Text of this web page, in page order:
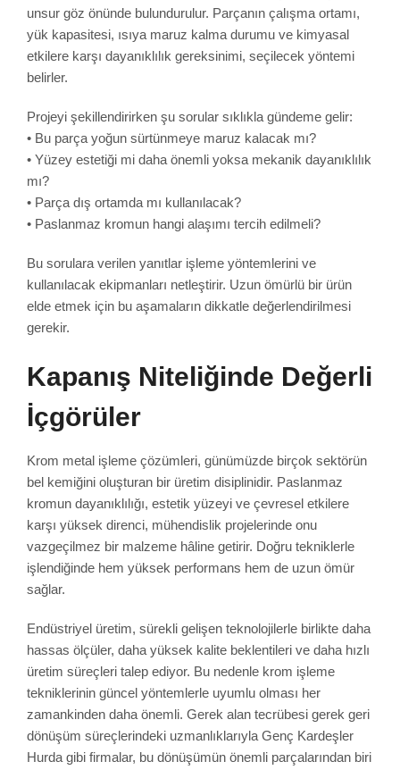
unsur göz önünde bulundurulur. Parçanın çalışma ortamı,
yük kapasitesi, ısıya maruz kalma durumu ve kimyasal
etkilere karşı dayanıklılık gereksinimi, seçilecek yöntemi
belirler.
Projeyi şekillendirirken şu sorular sıklıkla gündeme gelir:
• Bu parça yoğun sürtünmeye maruz kalacak mı?
• Yüzey estetiği mi daha önemli yoksa mekanik dayanıklılık
mı?
• Parça dış ortamda mı kullanılacak?
• Paslanmaz kromun hangi alaşımı tercih edilmeli?
Bu sorulara verilen yanıtlar işleme yöntemlerini ve
kullanılacak ekipmanları netleştirir. Uzun ömürlü bir ürün
elde etmek için bu aşamaların dikkatle değerlendirilmesi
gerekir.
Kapanış Niteliğinde Değerli
İçgörüler
Krom metal işleme çözümleri, günümüzde birçok sektörün
bel kemiğini oluşturan bir üretim disiplinidir. Paslanmaz
kromun dayanıklılığı, estetik yüzeyi ve çevresel etkilere
karşı yüksek direnci, mühendislik projelerinde onu
vazgeçilmez bir malzeme hâline getirir. Doğru tekniklerle
işlendiğinde hem yüksek performans hem de uzun ömür
sağlar.
Endüstriyel üretim, sürekli gelişen teknolojilerle birlikte daha
hassas ölçüler, daha yüksek kalite beklentileri ve daha hızlı
üretim süreçleri talep ediyor. Bu nedenle krom işleme
tekniklerinin güncel yöntemlerle uyumlu olması her
zamankinden daha önemli. Gerek alan tecrübesi gerek geri
dönüşüm süreçlerindeki uzmanlıklarıyla Genç Kardeşler
Hurda gibi firmalar, bu dönüşümün önemli parçalarından biri